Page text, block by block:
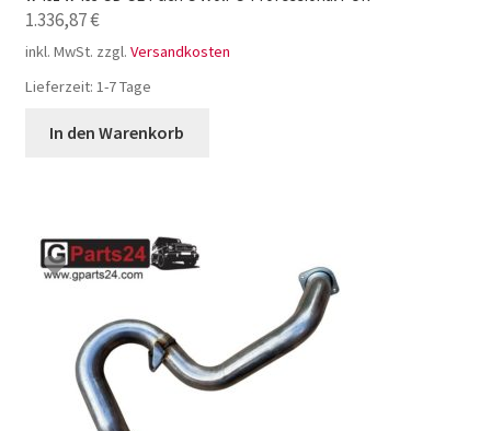
1.336,87€
inkl. MwSt. zzgl. Versandkosten
Lieferzeit: 1-7 Tage
In den Warenkorb